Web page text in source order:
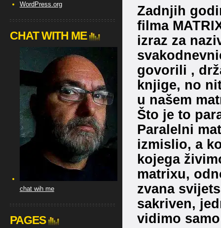
Zadnjih
filma
izraz za
govorili ,
knjige, no
u našem
Što je to
Paralelni
izmislio, a
kojega
matrixu,
zvana
sakriven,
vidimo
WordPress.org
CHAT WITH ME
chat wih me
PAGES